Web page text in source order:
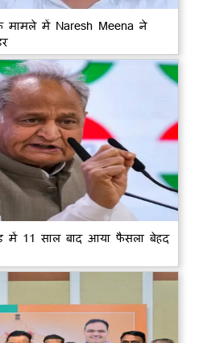
मामले में Naresh Meena ने
में 11 साल बाद आया फैसला बेहद